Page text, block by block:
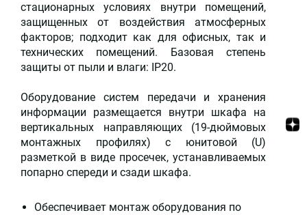
стационарных условиях внутри помещений,
защищенных от воздействия атмосферных
факторов; подходит как для офисных, так и
технических помещений. Базовая степень
защиты от пыли и влаги: IP20.
Оборудование систем передачи и хранения
информации размещается внутри шкафа на
вертикальных направляющих (19-дюймовых
монтажных профилях) с юнитовой (U)
разметкой в виде просечек, устанавливаемых
попарно спереди и сзади шкафа.
Обеспечивает монтаж оборудования по